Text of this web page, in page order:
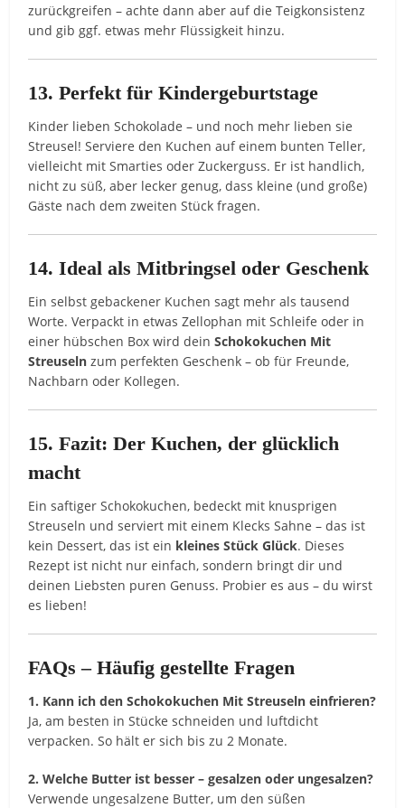
zurückgreifen – achte dann aber auf die Teigkonsistenz
und gib ggf. etwas mehr Flüssigkeit hinzu.
13. Perfekt für Kindergeburtstage
Kinder lieben Schokolade – und noch mehr lieben sie
Streusel! Serviere den Kuchen auf einem bunten Teller,
vielleicht mit Smarties oder Zuckerguss. Er ist handlich,
nicht zu süß, aber lecker genug, dass kleine (und große)
Gäste nach dem zweiten Stück fragen.
14. Ideal als Mitbringsel oder Geschenk
Ein selbst gebackener Kuchen sagt mehr als tausend
Worte. Verpackt in etwas Zellophan mit Schleife oder in
einer hübschen Box wird deinSchokokuchen Mit
Streuseln zum perfekten Geschenk – ob für Freunde,
Nachbarn oder Kollegen.
15. Fazit: Der Kuchen, der glücklich
macht
Ein saftiger Schokokuchen, bedeckt mit knusprigen
Streuseln und serviert mit einem Klecks Sahne – das ist
kein Dessert, das ist ein kleines Stück Glück. Dieses
Rezept ist nicht nur einfach, sondern bringt dir und
deinen Liebsten puren Genuss. Probier es aus – du wirst
es lieben!
FAQs – Häufig gestellte Fragen
1. Kann ich den Schokokuchen Mit Streuseln einfrieren?
Ja, am besten in Stücke schneiden und luftdicht
verpacken. So hält er sich bis zu 2 Monate.
2. Welche Butter ist besser – gesalzen oder ungesalzen?
Verwende ungesalzene Butter, um den süßen